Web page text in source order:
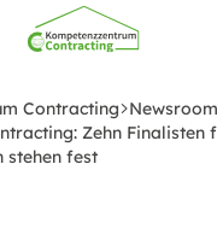
Contracting Newsroom
Zehn Finalisten
stehen fest